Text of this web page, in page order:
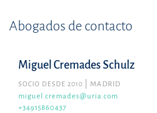
Abogados de contacto
Miguel Cremades Schulz
SOCIO DESDE 2010
MADRID
miguel.cremades@uria.com
+34915860437